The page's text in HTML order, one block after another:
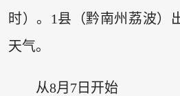
时）。1县（黔南州荔波）
天气。
从8月7日开始